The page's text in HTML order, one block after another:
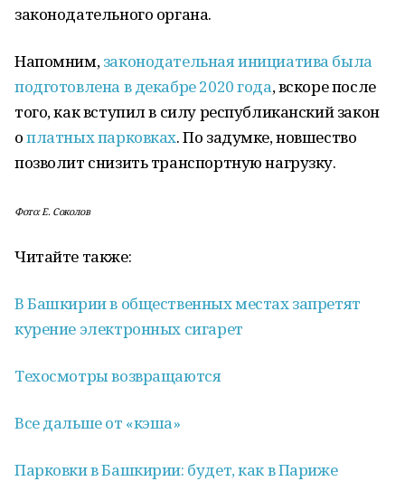
законодательного органа.
Напомним,законодательная инициатива была
подготовлена в декабре 2020 года, вскоре после
того, как вступил в силу республиканский закон
оплатных парковках. По задумке, новшество
позволит снизить транспортную нагрузку.
Фото: Е. Соколов
Читайте также:
В Башкирии в общественных местах запретят
курение электронных сигарет
Техосмотры возвращаются
Все дальше от «кэша»
Парковки в Башкирии: будет, как в Париже